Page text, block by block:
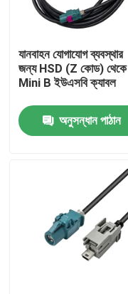
আমাদের সম্পর্কে
কারখানা ভ্রমণ
মান নিয়ন্ত্রণ
উদ্ধৃতির জন্য আবেদন
FAKRA HSD সংযোগকারী
যানবাহন যোগাযোগ ব্যবস্থার
জন্য HSD (Z কোড) থেকে
Mini B ইউএসবি ক্যাবল
অনুসন্ধান পাঠান